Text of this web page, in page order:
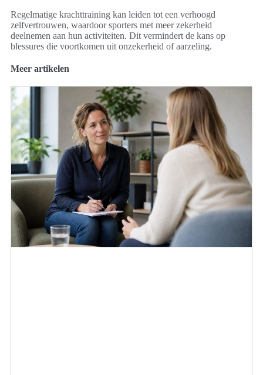
Regelmatige krachttraining kan leiden tot een verhoogd
zelfvertrouwen, waardoor sporters met meer zekerheid
deelnemen aan hun activiteiten. Dit vermindert de kans op
blessures die voortkomen uit onzekerheid of aarzeling.
Meer artikelen